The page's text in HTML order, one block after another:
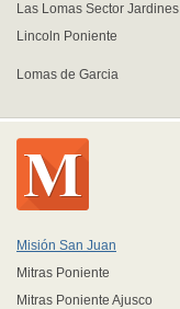
Las Lomas Sector Jardines
Lincoln Poniente
Lomas de Garcia
Misión San Juan
Mitras Poniente
Mitras Poniente Ajusco